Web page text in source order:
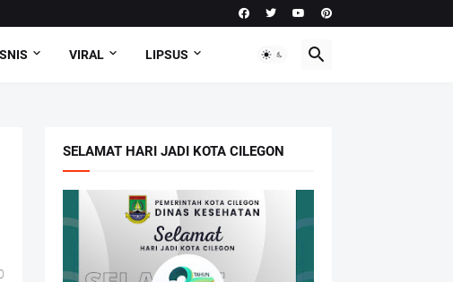
VIRAL LIPSUS
SELAMAT HARI JADI KOTA CILEGON